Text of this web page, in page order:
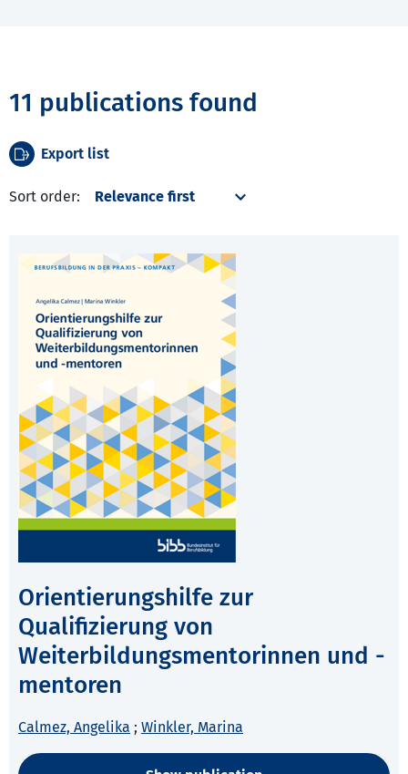
11 publications found
Export list
Sort order:
Orientierungshilfe zur
Qualifizierung von
Weiterbildungsmentorinnen und -
mentoren
Calmez, Angelika ; Winkler, Marina